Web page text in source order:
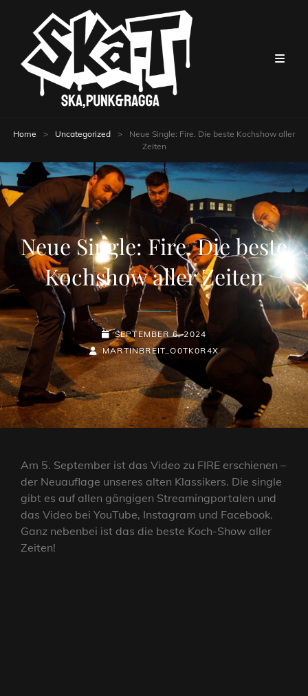
Home > Uncategorized >
Neue Single: Fire. Die beste Kochshow aller
Zeiten
Neue Single: Fire. Die beste
Kochshow aller Zeiten
POSTED-
ON
SEPTEMBER 6, 2024
BY
LINE
BYLINE
MARTINBREIT_O0TK0R4X
Am 5. September ist das Video zu FIRE erschienen –
der Neuauflage unseres alten Klassikers. Die single
gibt es auf allen gängigen Streamingportalen und
das Video bei YouTube, Instagram und Facebook.
Ganz nebenbei ist das die beste Koch-Show aller
Zeiten!